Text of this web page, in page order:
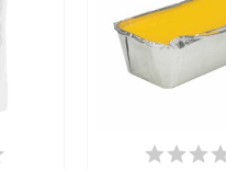
EN STOCK